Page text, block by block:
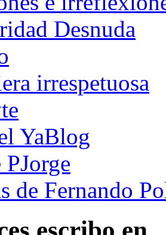
Desnuda
irrespetuosa
YaBlog
de Fernando